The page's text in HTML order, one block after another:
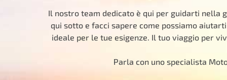
Il nostro team dedicato è qui per guidarti nella
qui sotto e facci sapere come possiamo
ideale per le tue esigenze. Il tuo viaggio per
Parla con uno specialista